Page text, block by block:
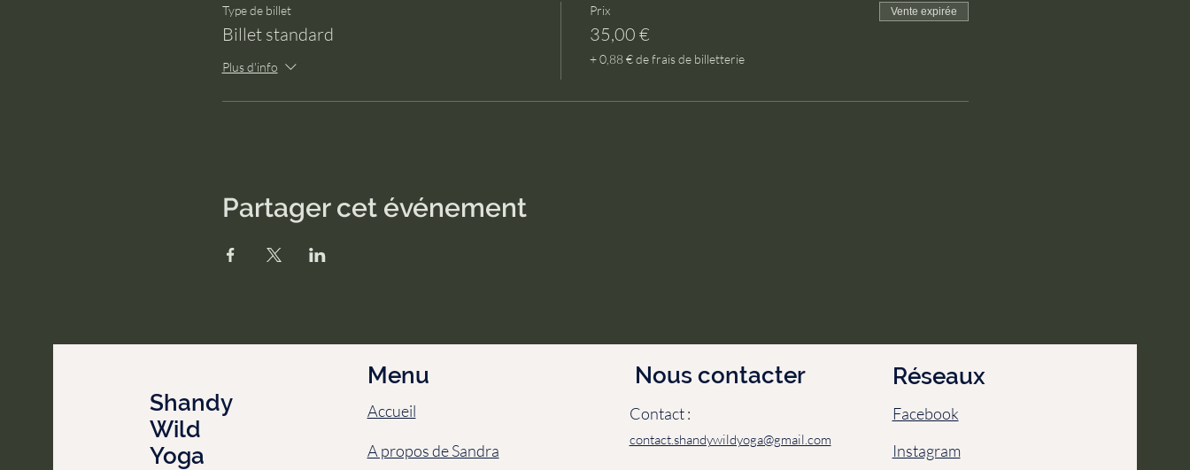
Type de billet
Billet standard
Plus d'info
Prix
35,00 €
+ 0,88 € de frais de billetterie
Vente expirée
Partager cet événement
Shandy
Wild
Yoga
Menu
Accueil
A propos de Sandra
Nous contacter
Contact :
contact.shandywildyoga@gmail.com
Réseaux
Facebook
Instagram